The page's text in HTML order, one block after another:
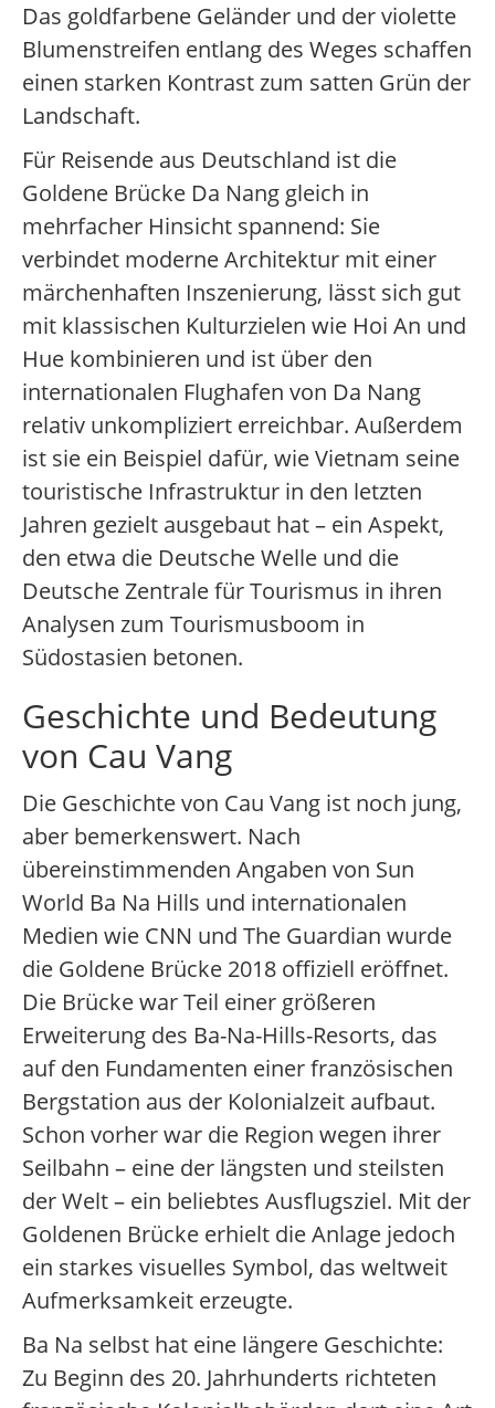
Das goldfarbene Geländer und der violette
Blumenstreifen entlang des Weges schaffen
einen starken Kontrast zum satten Grün der
Landschaft.
Für Reisende aus Deutschland ist die
Goldene Brücke Da Nang gleich in
mehrfacher Hinsicht spannend: Sie
verbindet moderne Architektur mit einer
märchenhaften Inszenierung, lässt sich gut
mit klassischen Kulturzielen wie Hoi An und
Hue kombinieren und ist über den
internationalen Flughafen von Da Nang
relativ unkompliziert erreichbar. Außerdem
ist sie ein Beispiel dafür, wie Vietnam seine
touristische Infrastruktur in den letzten
Jahren gezielt ausgebaut hat – ein Aspekt,
den etwa die Deutsche Welle und die
Deutsche Zentrale für Tourismus in ihren
Analysen zum Tourismusboom in
Südostasien betonen.
Geschichte und Bedeutung
von Cau Vang
Die Geschichte von Cau Vang ist noch jung,
aber bemerkenswert. Nach
übereinstimmenden Angaben von Sun
World Ba Na Hills und internationalen
Medien wie CNN und The Guardian wurde
die Goldene Brücke 2018 offiziell eröffnet.
Die Brücke war Teil einer größeren
Erweiterung des Ba-Na-Hills-Resorts, das
auf den Fundamenten einer französischen
Bergstation aus der Kolonialzeit aufbaut.
Schon vorher war die Region wegen ihrer
Seilbahn – eine der längsten und steilsten
der Welt – ein beliebtes Ausflugsziel. Mit der
Goldenen Brücke erhielt die Anlage jedoch
ein starkes visuelles Symbol, das weltweit
Aufmerksamkeit erzeugte.
Ba Na selbst hat eine längere Geschichte:
Zu Beginn des 20. Jahrhunderts richteten